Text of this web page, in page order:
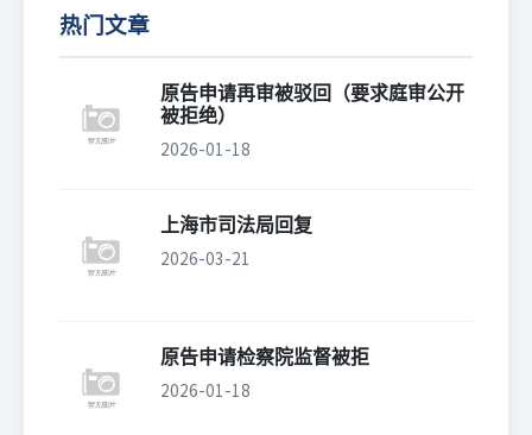
热门文章
原告申请再审被驳回（要求庭审公开
被拒绝）
2026-01-18
上海市司法局回复
2026-03-21
原告申请检察院监督被拒
2026-01-18